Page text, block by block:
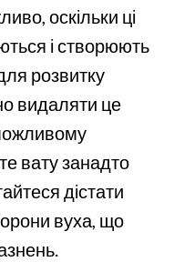
оскільки ці
і створюють
розвитку
видаляти це
вату занадто
дістати
вуха, що